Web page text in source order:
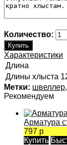
Количество:
Характеристики
Длина
Длины хлыста
Метки: швеллер,
Рекомендуем
Арматура
797 р
Купить